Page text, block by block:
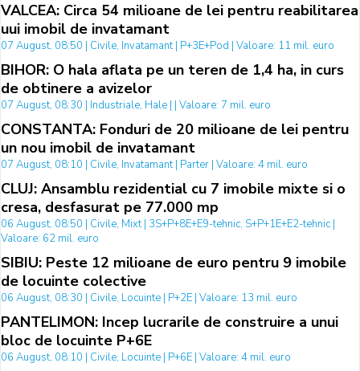
VALCEA: Circa 54 milioane de lei pentru reabilitarea
uui imobil de invatamant
07 August, 08:50 | Civile, Invatamant | P+3E+Pod | Valoare: 11 mil. euro
BIHOR: O hala aflata pe un teren de 1,4 ha, in curs
de obtinere a avizelor
07 August, 08:30 | Industriale, Hale | | Valoare: 7 mil. euro
CONSTANTA: Fonduri de 20 milioane de lei pentru
un nou imobil de invatamant
07 August, 08:10 | Civile, Invatamant | Parter | Valoare: 4 mil. euro
CLUJ: Ansamblu rezidential cu 7 imobile mixte si o
cresa, desfasurat pe 77.000 mp
06 August, 08:50 | Civile, Mixt | 3S+P+8E+E9-tehnic, S+P+1E+E2-tehnic |
Valoare: 62 mil. euro
SIBIU: Peste 12 milioane de euro pentru 9 imobile
de locuinte colective
06 August, 08:30 | Civile, Locuinte | P+2E | Valoare: 13 mil. euro
PANTELIMON: Incep lucrarile de construire a unui
bloc de locuinte P+6E
06 August, 08:10 | Civile, Locuinte | P+6E | Valoare: 4 mil. euro